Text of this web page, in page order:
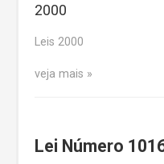
2000
Leis 2000
veja mais
Lei Número